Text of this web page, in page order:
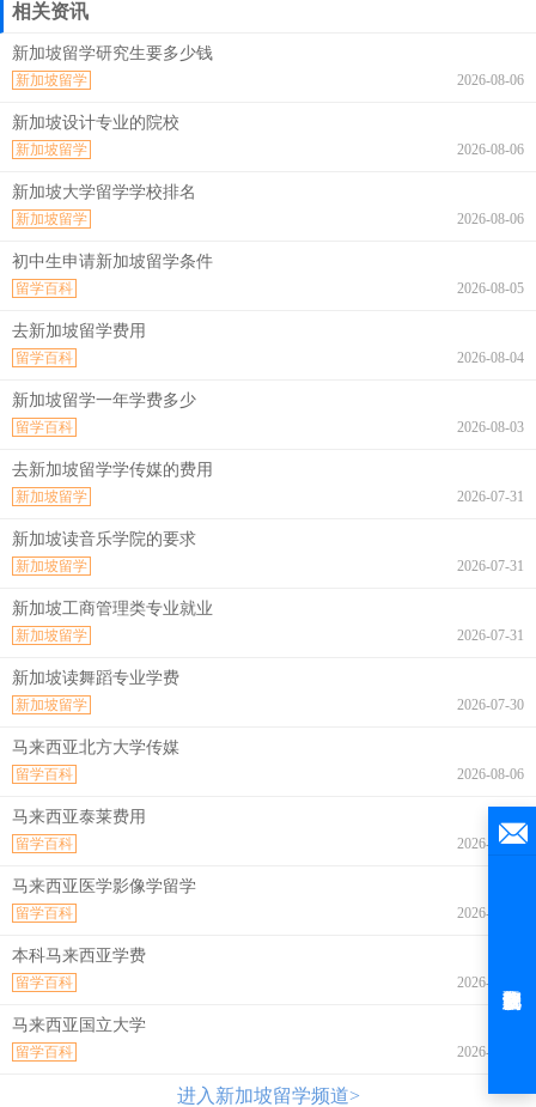
相关资讯
新加坡留学研究生要多少钱
2026-08-06
新加坡留学
新加坡设计专业的院校
2026-08-06
新加坡留学
新加坡大学留学学校排名
2026-08-06
新加坡留学
初中生申请新加坡留学条件
2026-08-05
留学百科
去新加坡留学费用
2026-08-04
留学百科
新加坡留学一年学费多少
2026-08-03
留学百科
去新加坡留学学传媒的费用
2026-07-31
新加坡留学
新加坡读音乐学院的要求
2026-07-31
新加坡留学
新加坡工商管理类专业就业
2026-07-31
新加坡留学
新加坡读舞蹈专业学费
2026-07-30
新加坡留学
马来西亚北方大学传媒
2026-08-06
留学百科
马来西亚泰莱费用
2026-08-06
留学百科
马来西亚医学影像学留学
2026-08-06
留学百科
本科马来西亚学费
2026-08-06
留学百科
马来西亚国立大学
2026-08-06
留学百科
进入新加坡留学频道>